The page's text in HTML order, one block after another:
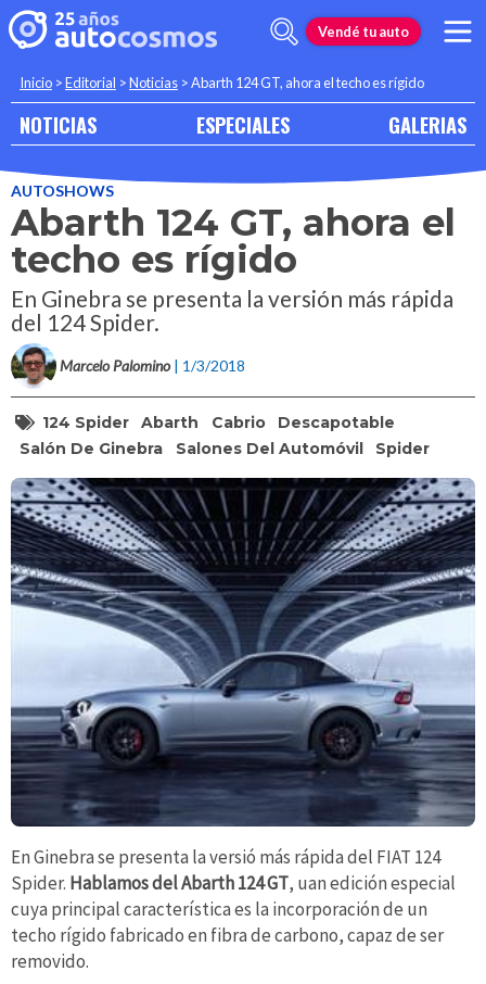
Vendé tu auto
Inicio >Editorial >Noticias >Abarth 124 GT, ahora el techo es rígido
NOTICIAS ESPECIALES GALERIAS
AUTOSHOWS
Abarth 124 GT, ahora el
techo es rígido
En Ginebra se presenta la versión más rápida
del 124 Spider.
Marcelo Palomino | 1/3/2018
124 Spider Abarth Cabrio
Descapotable
Salón De Ginebra
Salones Del Automóvil Spider
En Ginebra se presenta la versió más rápida del FIAT 124
Spider. Hablamos del Abarth 124 GT, uan edición especial
cuya principal característica es la incorporación de un
techo rígido fabricado en fibra de carbono, capaz de ser
removido.